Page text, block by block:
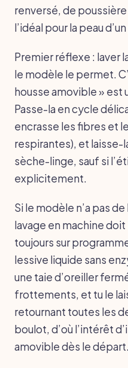
renversé, de
l’idéal pour la peau
Premier réflexe : laver
le modèle le permet.
housse amovible » est
Passe-la en cycle
encrasse les fibres et
respirantes), et laisse-
sèche-linge, sauf si
explicitement.
Si le modèle n’a pas
lavage en machine
toujours sur
lessive liquide sans
une taie d’oreiller
frottements, et tu le
retournant toutes les
boulot, d’où l’intérêt
amovible dès le départ.